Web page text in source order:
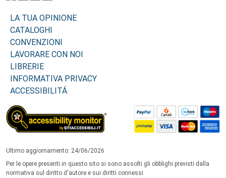
LA TUA OPINIONE
CATALOGHI
CONVENZIONI
LAVORARE CON NOI
LIBRERIE
INFORMATIVA PRIVACY
ACCESSIBILITÁ
Ultimo aggiornamento: 24/06/2026
Per le opere presenti in questo sito si sono assolti gli obblighi previsti dalla
normativa sul diritto d'autore e sui diritti connessi.